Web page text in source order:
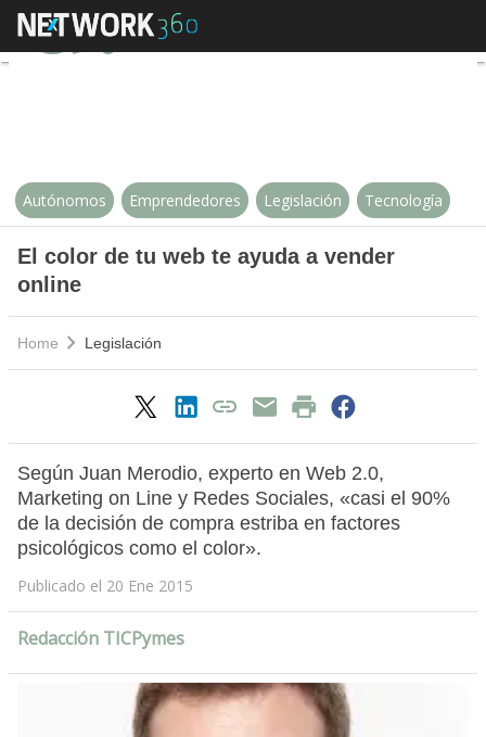
El color de tu web te ayuda a
Autónomos Emprendedores Legislación Tecnología
El color de tu web te ayuda a vender
online
Home Legislación
Según Juan Merodio, experto en Web 2.0,
Marketing on Line y Redes Sociales, «casi el 90%
de la decisión de compra estriba en factores
psicológicos como el color».
Publicado el 20 Ene 2015
Redacción TICPymes